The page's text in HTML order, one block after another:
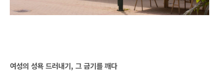
여성의 성욕 드러내기, 그 금기를 깨다